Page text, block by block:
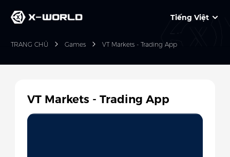
Tiếng Việt
TRANG CHỦ Games VT Markets - Trading App
VT Markets - Trading App